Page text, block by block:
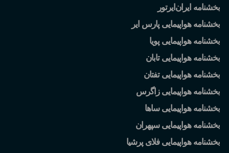
بخشنامه ایران ایرتور
بخشنامه هواپیمایی پارس ایر
بخشنامه هواپیمایی پویا
بخشنامه هواپیمایی تابان
بخشنامه هواپیمایی تفتان
بخشنامه هواپیمایی زاگرس
بخشنامه هواپیمایی ساها
بخشنامه هواپیمایی سپهران
بخشنامه هواپیمایی فلای پرشیا